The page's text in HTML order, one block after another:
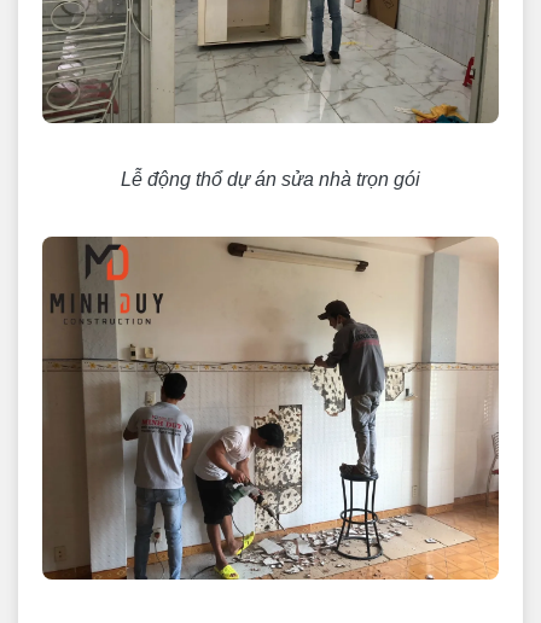
Lễ động thổ dự án sửa nhà trọn gói